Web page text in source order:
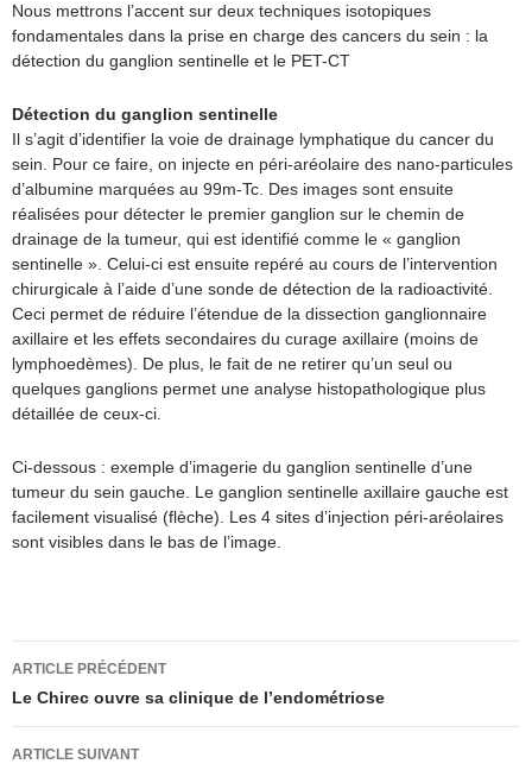
Nous mettrons l’accent sur deux techniques isotopiques
fondamentales dans la prise en charge des cancers du sein : la
détection du ganglion sentinelle et le PET-CT
Détection du ganglion sentinelle
Il s’agit d’identifier la voie de drainage lymphatique du cancer du
sein. Pour ce faire, on injecte en péri-aréolaire des nano-particules
d’albumine marquées au 99m-Tc. Des images sont ensuite
réalisées pour détecter le premier ganglion sur le chemin de
drainage de la tumeur, qui est identifié comme le « ganglion
sentinelle ». Celui-ci est ensuite repéré au cours de l’intervention
chirurgicale à l’aide d’une sonde de détection de la radioactivité.
Ceci permet de réduire l’étendue de la dissection ganglionnaire
axillaire et les effets secondaires du curage axillaire (moins de
lymphoedèmes). De plus, le fait de ne retirer qu’un seul ou
quelques ganglions permet une analyse histopathologique plus
détaillée de ceux-ci.
Ci-dessous : exemple d’imagerie du ganglion sentinelle d’une
tumeur du sein gauche. Le ganglion sentinelle axillaire gauche est
facilement visualisé (flèche). Les 4 sites d’injection péri-aréolaires
sont visibles dans le bas de l’image.
Navigation
des
articles
ARTICLE PRÉCÉDENT
Le Chirec ouvre sa clinique de l’endométriose
ARTICLE SUIVANT